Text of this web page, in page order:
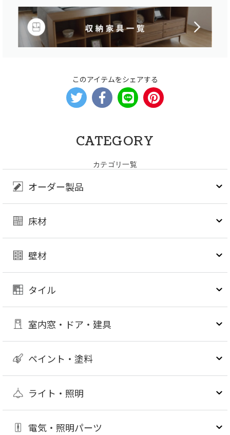
このアイテムをシェアする
CATEGORY
カテゴリ一覧
オーダー製品
床材
壁材
タイル
室内窓・ドア・建具
ペイント・塗料
ライト・照明
電気・照明パーツ